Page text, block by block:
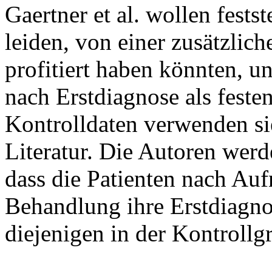
Gaertner et al. wollen
leiden, von einer
profitiert haben könnten,
nach Erstdiagnose als
Kontrolldaten verwenden
Literatur. Die Autoren
dass die Patienten nach
Behandlung ihre
diejenigen in der